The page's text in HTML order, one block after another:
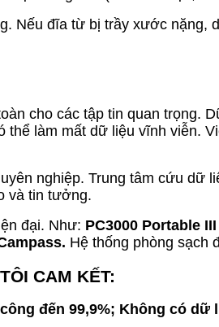
Nếu đĩa từ bị trầy xước
cho các tập tin quan trọng.
làm mất dữ liệu vĩnh viễn.
nghiệp. Trung tâm cứu dữ
và tin tưởng.
đại. Như: PC3000 Portable
Hệ thống phòng sạch
CAM KẾT:
đến 99,9%; Không có dữ